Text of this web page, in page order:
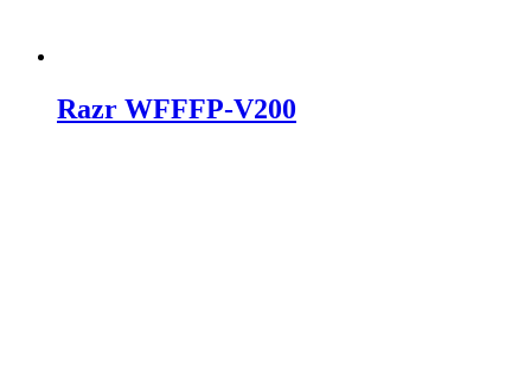
Razr WFFFP-V200